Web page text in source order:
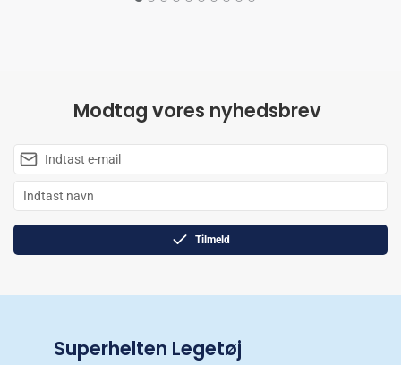
Modtag vores nyhedsbrev
Tilmeld
Superhelten Legetøj